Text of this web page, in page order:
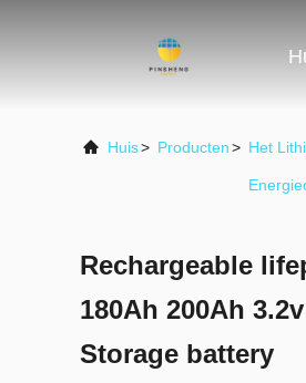
Huis> Producten> Het
Rechargeable
180Ah 200Ah
Storage battery